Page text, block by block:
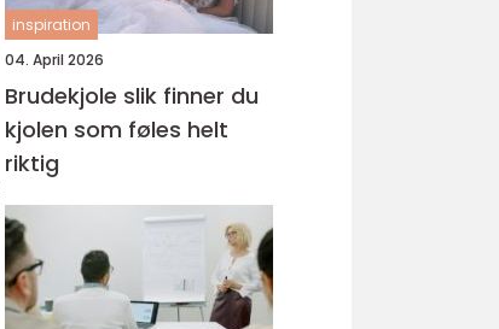
inspiration
04. April 2026
Brudekjole slik finner du
kjolen som føles helt
riktig